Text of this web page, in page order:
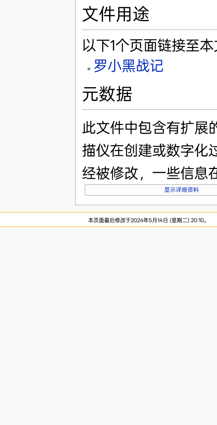
文件用途
以下1个页面链接至
罗小黑战记
元数据
此文件中包含有扩展
描仪在创建或数字化
经被修改，一些信息
显示详细资料
本页面最后修改于2024年5月14日 (星期二) 20:10。